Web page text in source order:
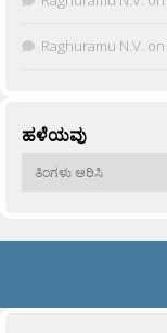
Raghuramu N.V. on
ಹಳೆಯವು
ಹಳೆಯವು